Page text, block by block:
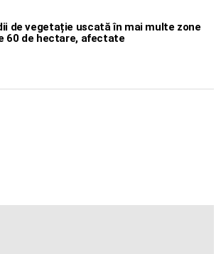
de vegetație uscată în mai multe zone
60 de hectare, afectate